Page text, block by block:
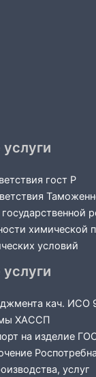
гост Р
химической
условий
кач. ИСО
ХАССП
на изделие
услуг